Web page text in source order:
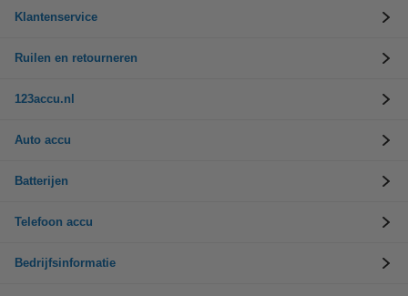
Klantenservice
Ruilen en retourneren
123accu.nl
Auto accu
Batterijen
Telefoon accu
Bedrijfsinformatie